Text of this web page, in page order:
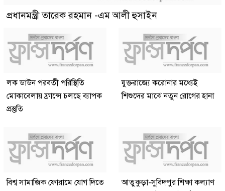
প্রধানমন্ত্রী তারেক রহমান -এম আলী হুসাইন
লক ডাউন পরবর্তী পরিস্থিতি
মোকাবেলায় ফ্রান্সে চলছে ব্যাপক
প্রস্তুতি
যুক্তরাজ্যে করোনার মধ্যেই
শিশুদের মাঝে নতুন রোগের হানা
বিশ্ব সামাজিক ফোরামে যোগ দিতে
আতুকুড়া-সুবিদপুর শিক্ষা কল্যাণ